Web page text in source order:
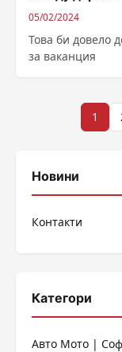
05/02/2024
Това би довело
за ваканция
Разделяне
1
Новини
Контакти
Категори
Авто Мото |